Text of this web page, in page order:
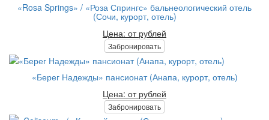
«Rosa Springs» / «Роза Спрингс» бальнеологический отель
(Сочи, курорт, отель)
Цена: от рублей
Забронировать
«Берег Надежды» пансионат (Анапа, курорт, отель)
Цена: от рублей
Забронировать